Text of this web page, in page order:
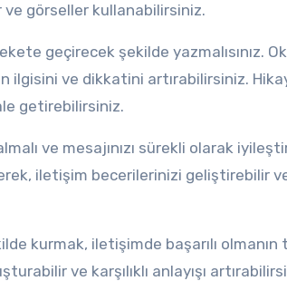
görseller kullanabilirsiniz.
geçirecek şekilde yazmalısınız.
ilgisini ve dikkatini artırabilirsiniz.
getirebilirsiniz.
ve mesajınızı sürekli olarak
iletişim becerilerinizi geliştirebilir
kurmak, iletişimde başarılı
ve karşılıklı anlayışı